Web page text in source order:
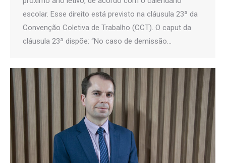
escolar. Esse direito está previsto na cláusula 23ª da
Convenção Coletiva de Trabalho (CCT). O caput da
cláusula 23ª dispõe: “No caso de demissão…